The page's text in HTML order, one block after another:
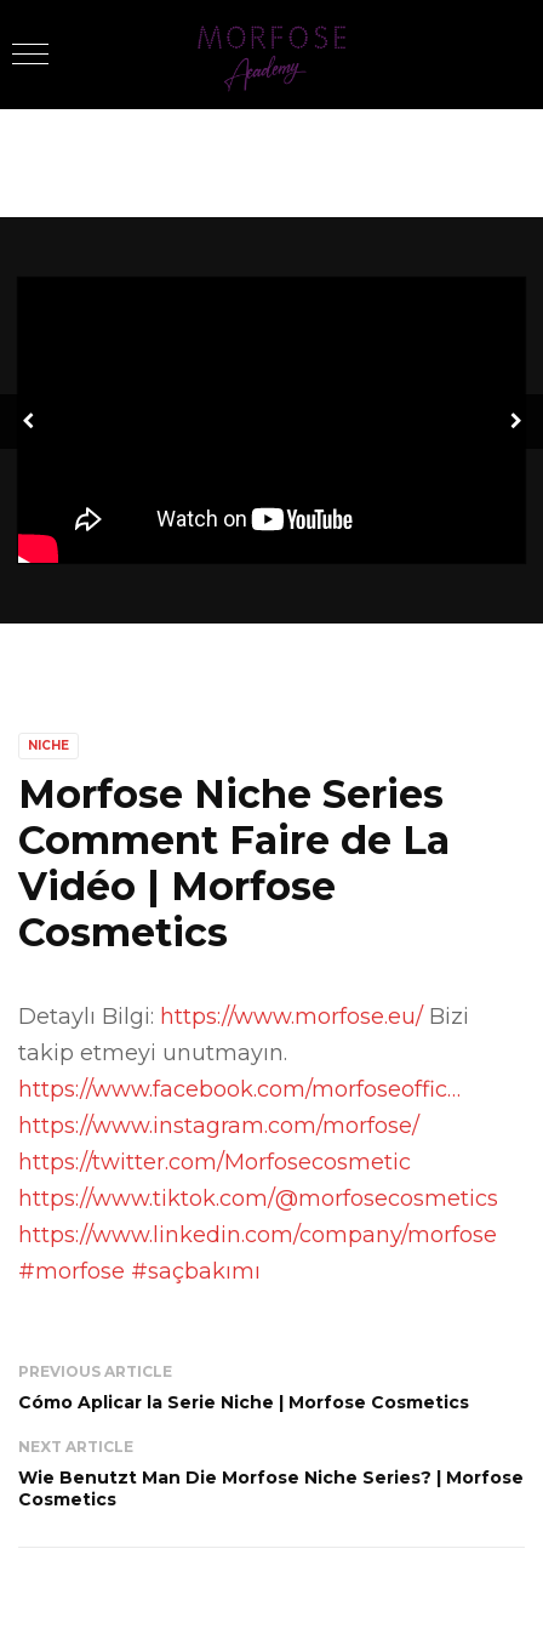
NICHE
Morfose Niche Series
Comment Faire de La
Vidéo | Morfose
Cosmetics
Detaylı Bilgi: https://www.morfose.eu/ Bizi
takip etmeyi unutmayın.
https://www.facebook.com/morfoseoffic…
https://www.instagram.com/morfose/
https://twitter.com/Morfosecosmetic
https://www.tiktok.com/@morfosecosmetics
https://www.linkedin.com/company/morfose
#morfose #saçbakımı
PREVIOUS ARTICLE
Cómo Aplicar la Serie Niche | Morfose Cosmetics
NEXT ARTICLE
Wie Benutzt Man Die Morfose Niche Series? | Morfose
Cosmetics